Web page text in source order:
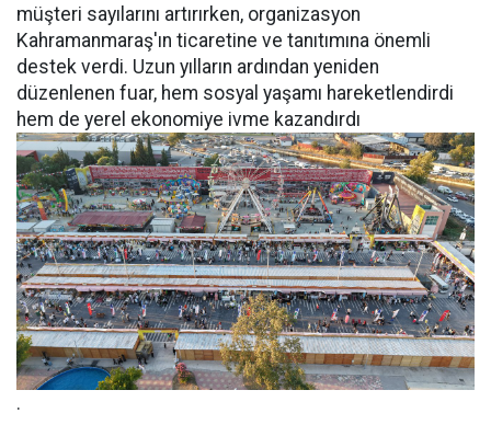
müşteri sayılarını artırırken, organizasyon
Kahramanmaraş'ın ticaretine ve tanıtımına önemli
destek verdi. Uzun yılların ardından yeniden
düzenlenen fuar, hem sosyal yaşamı hareketlendirdi
hem de yerel ekonomiye ivme kazandırdı
.